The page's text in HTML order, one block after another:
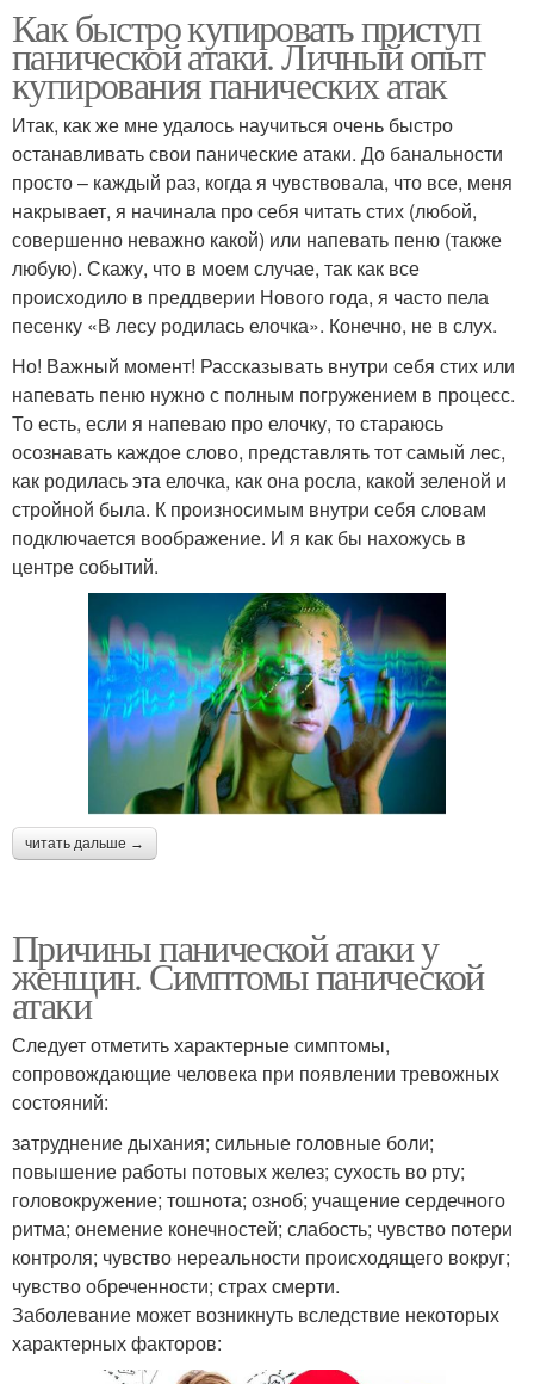
Как быстро купировать приступ
панической атаки. Личный опыт
купирования панических атак
Итак, как же мне удалось научиться очень быстро
останавливать свои панические атаки. До банальности
просто – каждый раз, когда я чувствовала, что все, меня
накрывает, я начинала про себя читать стих (любой,
совершенно неважно какой) или напевать пеню (также
любую). Скажу, что в моем случае, так как все
происходило в преддверии Нового года, я часто пела
песенку «В лесу родилась елочка». Конечно, не в слух.
Но! Важный момент! Рассказывать внутри себя стих или
напевать пеню нужно с полным погружением в процесс.
То есть, если я напеваю про елочку, то стараюсь
осознавать каждое слово, представлять тот самый лес,
как родилась эта елочка, как она росла, какой зеленой и
стройной была. К произносимым внутри себя словам
подключается воображение. И я как бы нахожусь в
центре событий.
читать дальше →
Причины панической атаки у
женщин. Симптомы панической
атаки
Следует отметить характерные симптомы,
сопровождающие человека при появлении тревожных
состояний:
затруднение дыхания; сильные головные боли;
повышение работы потовых желез; сухость во рту;
головокружение; тошнота; озноб; учащение сердечного
ритма; онемение конечностей; слабость; чувство потери
контроля; чувство нереальности происходящего вокруг;
чувство обреченности; страх смерти.
Заболевание может возникнуть вследствие некоторых
характерных факторов: